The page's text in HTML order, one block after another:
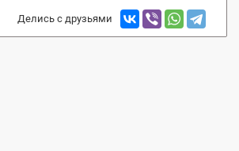
Делись с друзьями